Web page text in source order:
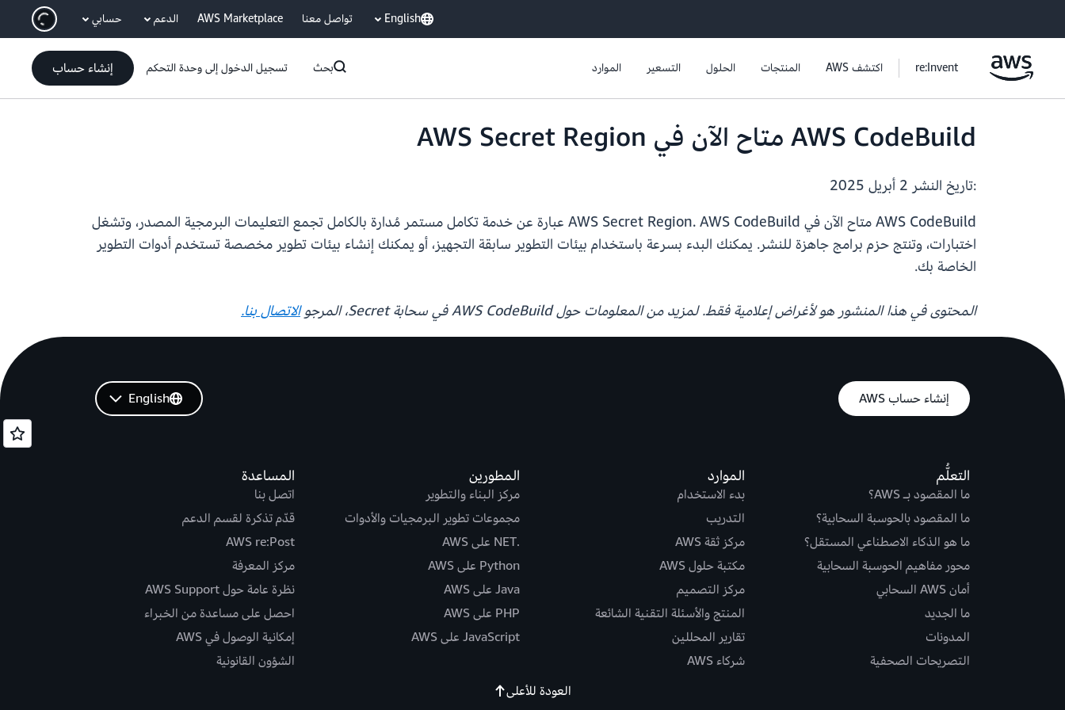
انتقل إلى المحتوى الرئيسي English تواصل معنا AWS Marketplace الدعم حسابي
re:Invent اكتشف AWS المنتجات الحلول التسعير الموارد بحث تسجيل الدخول إلى وحدة التحكم إنشاء حساب
AWS CodeBuild متاح الآن في AWS Secret Region
:تاريخ النشر
AWS CodeBuild متاح الآن في AWS Secret Region. AWS CodeBuild عبارة عن خدمة تكامل مستمر مُدارة بالكامل تجمع التعليمات البرمجية المصدر، وتشغل
اختبارات، وتنتج حزم برامج جاهزة للنشر. يمكنك البدء بسرعة باستخدام بيئات التطوير سابقة التجهيز، أو يمكنك إنشاء بيئات تطوير مخصصة تستخدم أدوات التطوير
الخاصة بك.
المحتوى في هذا المنشور هو لأغراض إعلامية فقط. لمزيد من المعلومات حول AWS CodeBuild في سحابة Secret، المرجو الاتصال بنا.
إنشاء حساب AWS
التعلُّم
ما المقصود بـ AWS؟
ما المقصود بالحوسبة السحابية؟
ما هو الذكاء الاصطناعي المستقل؟
محور مفاهيم الحوسبة السحابية
أمان AWS السحابي
ما الجديد
المدونات
التصريحات الصحفية
الموارد
بدء الاستخدام
التدريب
مركز ثقة AWS
مكتبة حلول AWS
مركز التصميم
المنتج والأسئلة التقنية الشائعة
تقارير المحللين
شركاء AWS
المطورين
مركز البناء والتطوير
مجموعات تطوير البرمجيات والأدوات
.NET على AWS
Python على AWS
Java على AWS
PHP على AWS
JavaScript على AWS
المساعدة
اتصل بنا
قدّم تذكرة لقسم الدعم
AWS re:Post
مركز المعرفة
نظرة عامة حول AWS Support
احصل على مساعدة من الخبراء
إمكانية الوصول في AWS
الشؤون القانونية
English
العودة للأعلى